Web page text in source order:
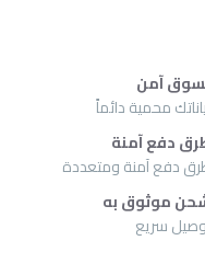
آمن
محمية دائماً
دفع آمنة
دفع آمنة ومتعددة
موثوق به
سريع